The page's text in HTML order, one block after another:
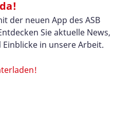
der neuen App des ASB
Sie aktuelle News,
in unsere Arbeit.